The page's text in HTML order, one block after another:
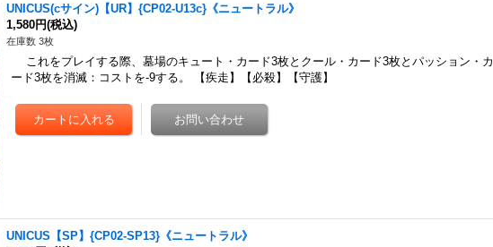
UNICUS(cサイン)【UR】{CP02-U13c}《ニュートラル》
1,580円(税込)
在庫数 3枚
これをプレイする際、墓場のキュート・カード3枚とクール・カード3枚とパッション・カ
ード3枚を消滅：コストを-9する。 【疾走】【必殺】【守護】
UNICUS【SP】{CP02-SP13}《ニュートラル》